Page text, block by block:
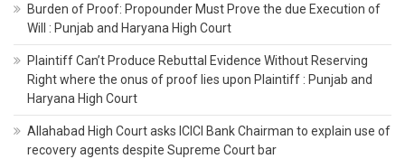
Burden of Proof: Propounder Must Prove the due Execution of
Will : Punjab and Haryana High Court
Plaintiff Can’t Produce Rebuttal Evidence Without Reserving
Right where the onus of proof lies upon Plaintiff : Punjab and
Haryana High Court
Allahabad High Court asks ICICI Bank Chairman to explain use of
recovery agents despite Supreme Court bar